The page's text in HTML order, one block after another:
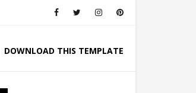
DOWNLOAD THIS TEMPLATE